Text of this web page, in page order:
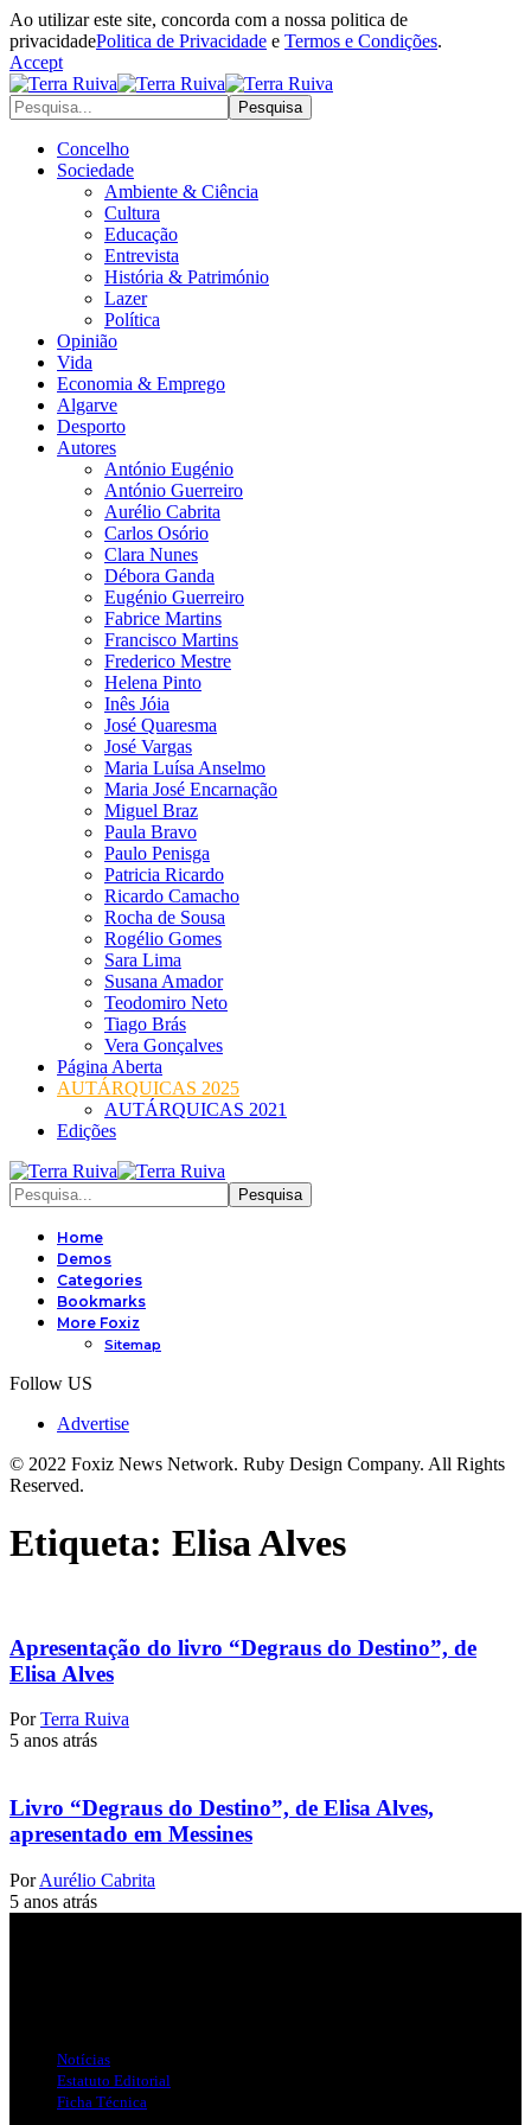
Ao utilizar este site, concorda com a nossa politica de
privacidadePolitica de Privacidade e Termos e Condições.
Accept
Concelho
Sociedade
Ambiente & Ciência
Cultura
Educação
Entrevista
História & Património
Lazer
Política
Opinião
Vida
Economia & Emprego
Algarve
Desporto
Autores
António Eugénio
António Guerreiro
Aurélio Cabrita
Carlos Osório
Clara Nunes
Débora Ganda
Eugénio Guerreiro
Fabrice Martins
Francisco Martins
Frederico Mestre
Helena Pinto
Inês Jóia
José Quaresma
José Vargas
Maria Luísa Anselmo
Maria José Encarnação
Miguel Braz
Paula Bravo
Paulo Penisga
Patricia Ricardo
Ricardo Camacho
Rocha de Sousa
Rogélio Gomes
Sara Lima
Susana Amador
Teodomiro Neto
Tiago Brás
Vera Gonçalves
Página Aberta
AUTÁRQUICAS 2025
AUTÁRQUICAS 2021
Edições
Home
Demos
Categories
Bookmarks
More Foxiz
Sitemap
Follow US
Advertise
© 2022 Foxiz News Network. Ruby Design Company. All Rights
Reserved.
Etiqueta: Elisa Alves
Apresentação do livro “Degraus do Destino”, de
Elisa Alves
Por Terra Ruiva
5 anos atrás
Livro “Degraus do Destino”, de Elisa Alves,
apresentado em Messines
Por Aurélio Cabrita
5 anos atrás
Notícias
Estatuto Editorial
Ficha Técnica